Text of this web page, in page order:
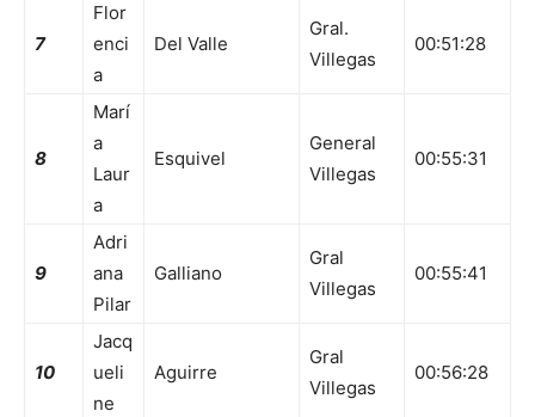
7
Flor
enci
a
Del Valle
Gral.
Villegas
00:51:28
8
Marí
a
Laur
a
Esquivel
General
Villegas
00:55:31
9
Adri
ana
Pilar
Galliano
Gral
Villegas
00:55:41
10
Jacq
ueli
ne
Aguirre
Gral
Villegas
00:56:28